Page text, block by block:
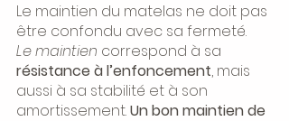
Le maintien du matelas ne doit pas
être confondu avec sa fermeté.
Le maintien correspond à sa
résistance à l’enfoncement, mais
aussi à sa stabilité et à son
amortissement. Un bon maintien de